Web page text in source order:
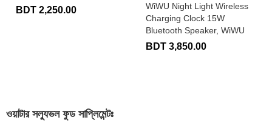
BDT 2,250.00
WiWU Night Light Wireless
Charging Clock 15W
Bluetooth Speaker, WiWU
BDT 3,850.00
ওয়াটার সল্যুভল ফুড সাপ্লিমেন্টঃ